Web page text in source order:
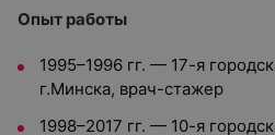
Опыт работы
1995–1996 гг. — 17-я
г.Минска, врач-стажер
1998–2017 гг. — 10-я